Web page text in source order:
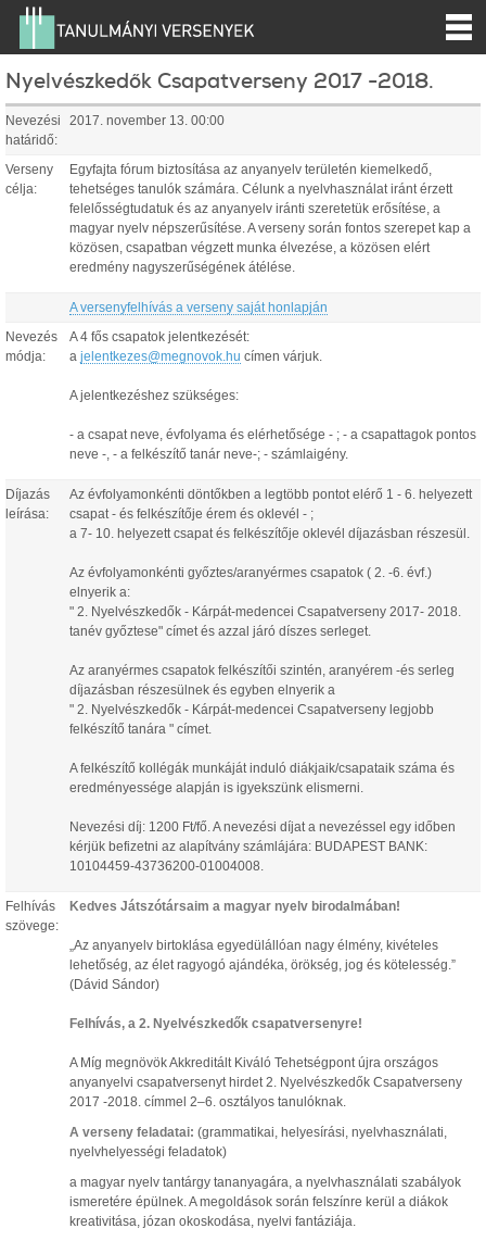
Nyelvészkedők Csapatverseny 2017 -2018.
Nevezési
határidő:
2017. november 13. 00:00
Verseny
célja:
Egyfajta fórum biztosítása az anyanyelv területén kiemelkedő,
tehetséges tanulók számára. Célunk a nyelvhasználat iránt érzett
felelősségtudatuk és az anyanyelv iránti szeretetük erősítése, a
magyar nyelv népszerűsítése. A verseny során fontos szerepet kap a
közösen, csapatban végzett munka élvezése, a közösen elért
eredmény nagyszerűségének átélése.
A versenyfelhívás a verseny saját honlapján
Nevezés
módja:
A 4 fős csapatok jelentkezését:
a jelentkezes@megnovok.hu címen várjuk.
A jelentkezéshez szükséges:
- a csapat neve, évfolyama és elérhetősége - ; - a csapattagok pontos
neve -, - a felkészítő tanár neve-; - számlaigény.
Díjazás
leírása:
Az évfolyamonkénti döntőkben a legtöbb pontot elérő 1 - 6. helyezett
csapat - és felkészítője érem és oklevél - ;
a 7- 10. helyezett csapat és felkészítője oklevél díjazásban részesül.
Az évfolyamonkénti győztes/aranyérmes csapatok ( 2. -6. évf.)
elnyerik a:
" 2. Nyelvészkedők - Kárpát-medencei Csapatverseny 2017- 2018.
tanév győztese" címet és azzal járó díszes serleget.
Az aranyérmes csapatok felkészítői szintén, aranyérem -és serleg
díjazásban részesülnek és egyben elnyerik a
" 2. Nyelvészkedők - Kárpát-medencei Csapatverseny legjobb
felkészítő tanára " címet.
A felkészítő kollégák munkáját induló diákjaik/csapataik száma és
eredményessége alapján is igyekszünk elismerni.
Nevezési díj: 1200 Ft/fő. A nevezési díjat a nevezéssel egy időben
kérjük befizetni az alapítvány számlájára: BUDAPEST BANK:
10104459-43736200-01004008.
Felhívás
szövege:
Kedves Játszótársaim a magyar nyelv birodalmában!
„Az anyanyelv birtoklása egyedülállóan nagy élmény, kivételes
lehetőség, az élet ragyogó ajándéka, örökség, jog és kötelesség.”
(Dávid Sándor)
Felhívás, a 2. Nyelvészkedők csapatversenyre!
A Míg megnövök Akkreditált Kiváló Tehetségpont újra országos
anyanyelvi csapatversenyt hirdet 2. Nyelvészkedők Csapatverseny
2017 -2018. címmel 2–6. osztályos tanulóknak.
A verseny feladatai: (grammatikai, helyesírási, nyelvhasználati,
nyelvhelyességi feladatok)
a magyar nyelv tantárgy tananyagára, a nyelvhasználati szabályok
ismeretére épülnek. A megoldások során felszínre kerül a diákok
kreativitása, józan okoskodása, nyelvi fantáziája.